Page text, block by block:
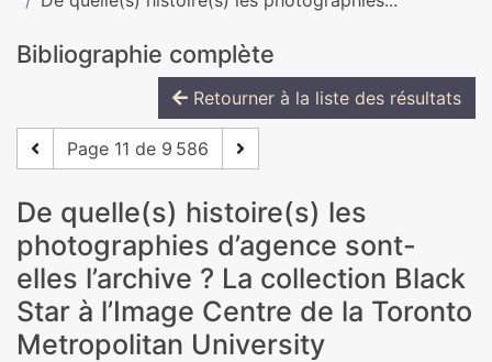
Bibliographie complète
Retourner à la liste des résultats
Page 11 de 9 586
De quelle(s) histoire(s) les
photographies d’agence sont-
elles l’archive ? La collection Black
Star à l’Image Centre de la Toronto
Metropolitan University